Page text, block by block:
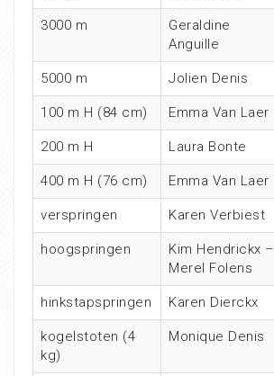
3000 m
Geraldine
Anguille
5000 m Jolien Denis
100 m H (84 cm) Emma Van Laer
200 m H Laura Bonte
400 m H (76 cm) Emma Van Laer
verspringen Karen Verbiest
hoogspringen
Kim Hendrickx –
Merel Folens
hinkstapspringen Karen Dierckx
kogelstoten (4
kg)
Monique Denis